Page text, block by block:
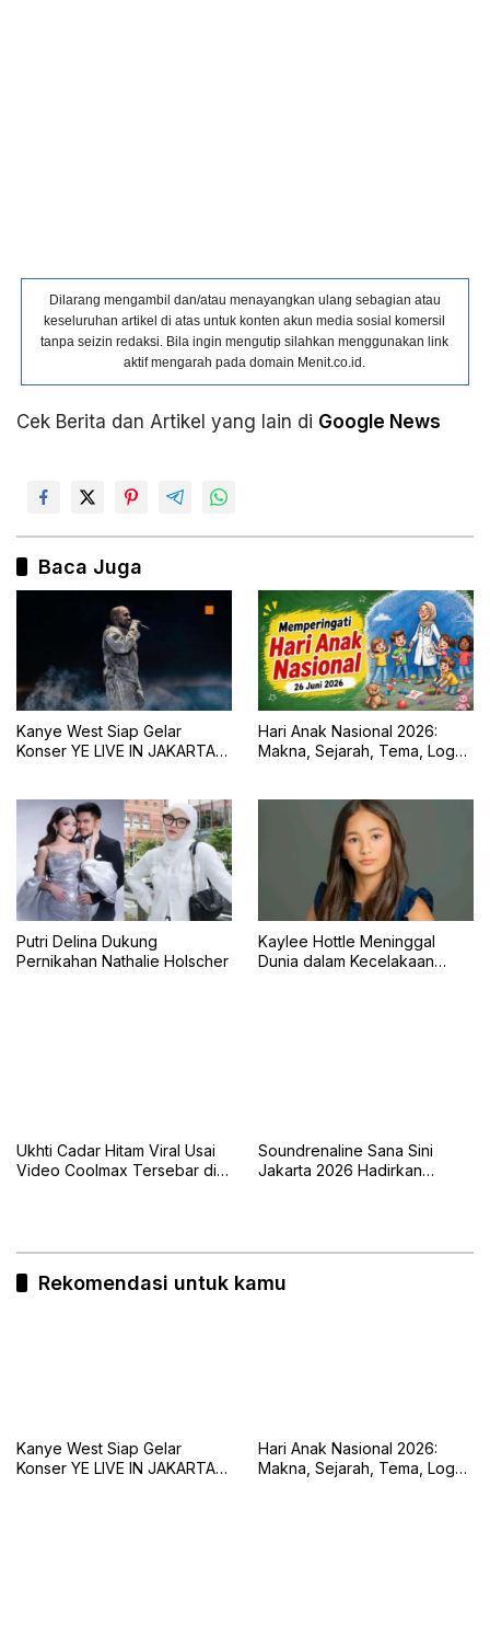
Dilarang mengambil dan/atau menayangkan ulang sebagian atau
keseluruhan artikel di atas untuk konten akun media sosial komersil
tanpa seizin redaksi. Bila ingin mengutip silahkan menggunakan link
aktif mengarah pada domain Menit.co.id.
Cek Berita dan Artikel yang lain di Google News
Baca Juga
Kanye West Siap Gelar
Konser YE LIVE IN JAKARTA
Hari Anak Nasional 2026:
Makna, Sejarah, Tema, Logo,
Putri Delina Dukung
Pernikahan Nathalie Holscher
Kaylee Hottle Meninggal
Dunia dalam Kecelakaan
Ukhti Cadar Hitam Viral Usai
Video Coolmax Tersebar di
Soundrenaline Sana Sini
Jakarta 2026 Hadirkan
Rekomendasi untuk kamu
Kanye West Siap Gelar
Konser YE LIVE IN JAKARTA
Hari Anak Nasional 2026:
Makna, Sejarah, Tema, Logo,